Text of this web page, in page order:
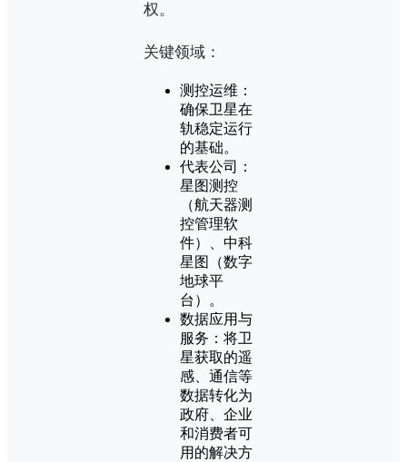
权。
关键领域：
测控运维：
确保卫星在
轨稳定运行
的基础。
代表公司：
星图测控
（航天器测
控管理软
件）、中科
星图（数字
地球平
台）。
数据应用与
服务：将卫
星获取的遥
感、通信等
数据转化为
政府、企业
和消费者可
用的解决方